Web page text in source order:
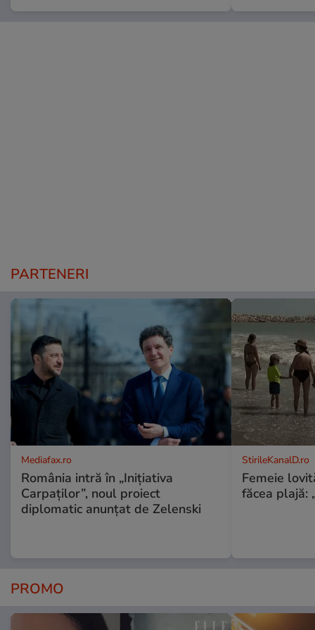
PARTENERI
Mediafax.ro
România intră în „Inițiativa
Carpaților”, noul proiect
diplomatic anunțat de Zelenski
StirileKanalD.ro
Femeie
făcea plajă:
PROMO